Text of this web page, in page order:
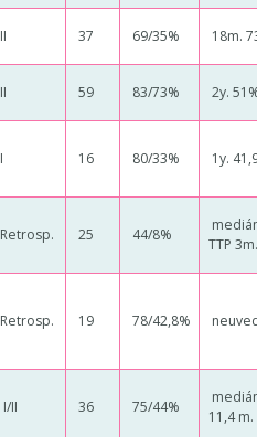
II 37 69/35% 18m.
II 59 83/73% 2y.
I 16 80/33% 1y.
Retrosp. 25 44/8%
TTP 3m.
Retrosp. 19 78/42,8%
I/II 36 75/44%
11,4 m.